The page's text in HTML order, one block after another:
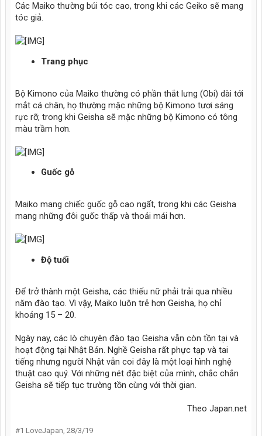
Các Maiko thường búi tóc cao, trong khi các Geiko sẽ mang
tóc giả.
Trang phục
Bộ Kimono của Maiko thường có phần thắt lưng (Obi) dài tới
mắt cá chân, họ thường mặc những bộ Kimono tươi sáng
rực rỡ, trong khi Geisha sẽ mặc những bộ Kimono có tông
màu trầm hơn.
Guốc gỗ
Maiko mang chiếc guốc gỗ cao ngất, trong khi các Geisha
mang những đôi guốc thấp và thoải mái hơn.
Độ tuổi
Để trở thành một Geisha, các thiếu nữ phải trải qua nhiều
năm đào tạo. Vì vậy, Maiko luôn trẻ hơn Geisha, họ chỉ
khoảng 15 – 20.
Ngày nay, các lò chuyên đào tạo Geisha vẫn còn tồn tại và
hoạt động tại Nhật Bản. Nghề Geisha rất phực tạp và tai
tiếng nhưng người Nhật vẫn coi đây là một loại hình nghệ
thuật cao quý. Với những nét đặc biệt của mình, chắc chắn
Geisha sẽ tiếp tục trường tồn cùng với thời gian.
Theo Japan.net​
#1 LoveJapan, 28/3/19